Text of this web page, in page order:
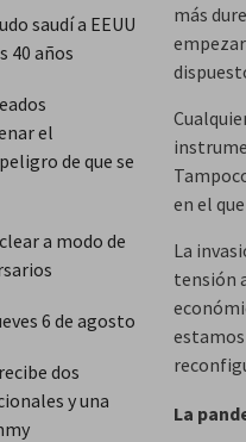
más
en el
La
tensión
La
saudí a EEUU
40 años
el
de que se
a modo de
6 de agosto
dos
y una